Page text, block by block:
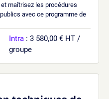
maîtrisez les procédures
avec ce programme de
Intra : 3 580,00 € HT /
groupe